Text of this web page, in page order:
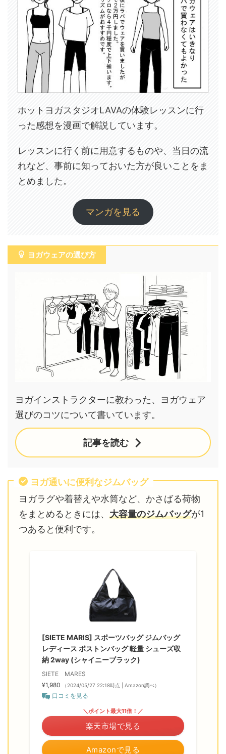
ホットヨガスタジオLAVAの体験レッスンに行
った感想を漫画で解説しています。
レッスンに行く前に用意するものや、当日の流
れなど、事前に知っておいた方が良いことをま
とめました。
マンガを見る
ヨガウェアの選び方
ヨガインストラクターに教わった、ヨガウェア
選びのコツについて書いています。
記事を読む
ヨガ通いに便利なジムバッグ
ヨガラグや着替えや水筒など、かさばる荷物
をまとめるときには、 大容量のジムバッグが1
つあると便利です。
[SIETE MARIS] スポーツバッグ ジムバッグ
レディース ボストンバッグ 軽量 シューズ収
納 2way (シャイニーブラック)
SIETE MARES
¥1,980
（2024/05/27 22:18時点 | Amazon調べ）
口コミを見る
Amazonで見る
＼ポイント最大11倍！／
楽天市場で見る